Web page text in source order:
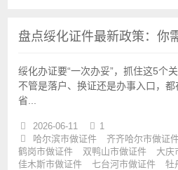
盘点绥化证件最新政策：你
绥化办证要“一次办妥”，抓住这5
不管是落户、换证还是办事入口，
省...
2026-06-11
1
哈尔滨市做证件
齐齐哈尔市做证
鹤岗市做证件
双鸭山市做证件 大庆
佳木斯市做证件
七台河市做证件 牡